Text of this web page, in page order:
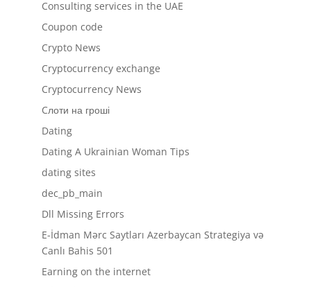
Consulting services in the UAE
Coupon code
Crypto News
Cryptocurrency exchange
Cryptocurrency News
Cлоти на гроші
Dating
Dating A Ukrainian Woman Tips
dating sites
dec_pb_main
Dll Missing Errors
E-İdman Mərc Saytları Azerbaycan Strategiya və
Canlı Bahis 501
Earning on the internet